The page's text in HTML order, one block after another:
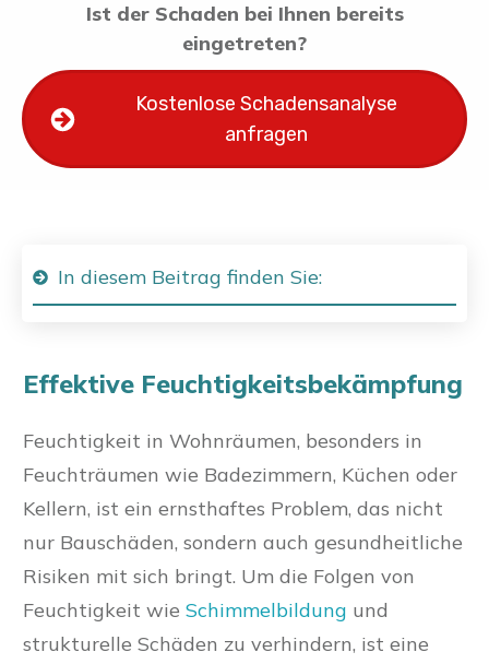
Ist der Schaden bei Ihnen bereits
eingetreten?
Kostenlose Schadensanalyse
anfragen
In diesem Beitrag finden Sie:
Effektive Feuchtigkeitsbekämpfung
Feuchtigkeit in Wohnräumen, besonders in
Feuchträumen wie Badezimmern, Küchen oder
Kellern, ist ein ernsthaftes Problem, das nicht
nur Bauschäden, sondern auch gesundheitliche
Risiken mit sich bringt. Um die Folgen von
Feuchtigkeit wie Schimmelbildung und
strukturelle Schäden zu verhindern, ist eine